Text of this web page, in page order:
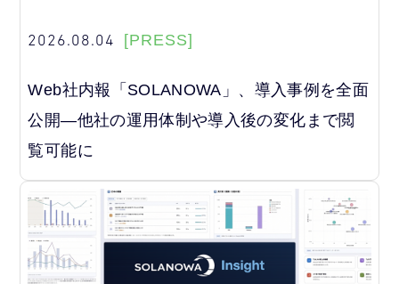
2026.08.04 [PRESS]
Web社内報「SOLANOWA」、導入事例を全面
公開―他社の運用体制や導入後の変化まで閲
覧可能に